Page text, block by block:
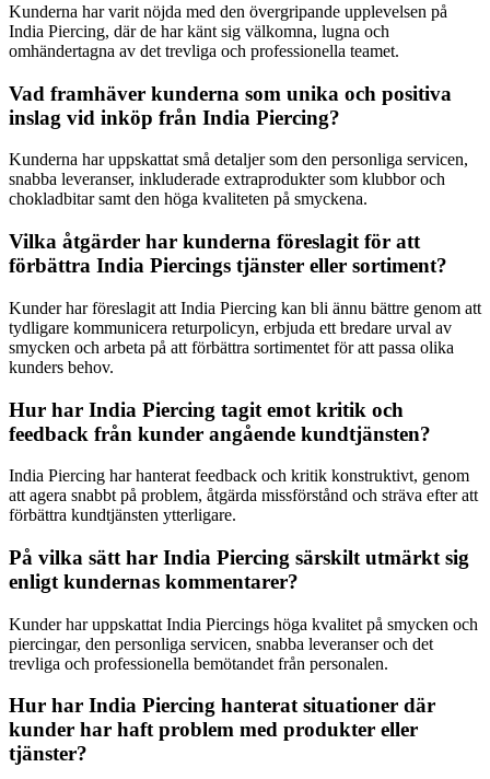
Kunderna har varit nöjda med den övergripande upplevelsen på
India Piercing, där de har känt sig välkomna, lugna och
omhändertagna av det trevliga och professionella teamet.
Vad framhäver kunderna som unika och positiva
inslag vid inköp från India Piercing?
Kunderna har uppskattat små detaljer som den personliga servicen,
snabba leveranser, inkluderade extraprodukter som klubbor och
chokladbitar samt den höga kvaliteten på smyckena.
Vilka åtgärder har kunderna föreslagit för att
förbättra India Piercings tjänster eller sortiment?
Kunder har föreslagit att India Piercing kan bli ännu bättre genom att
tydligare kommunicera returpolicyn, erbjuda ett bredare urval av
smycken och arbeta på att förbättra sortimentet för att passa olika
kunders behov.
Hur har India Piercing tagit emot kritik och
feedback från kunder angående kundtjänsten?
India Piercing har hanterat feedback och kritik konstruktivt, genom
att agera snabbt på problem, åtgärda missförstånd och sträva efter att
förbättra kundtjänsten ytterligare.
På vilka sätt har India Piercing särskilt utmärkt sig
enligt kundernas kommentarer?
Kunder har uppskattat India Piercings höga kvalitet på smycken och
piercingar, den personliga servicen, snabba leveranser och det
trevliga och professionella bemötandet från personalen.
Hur har India Piercing hanterat situationer där
kunder har haft problem med produkter eller
tjänster?